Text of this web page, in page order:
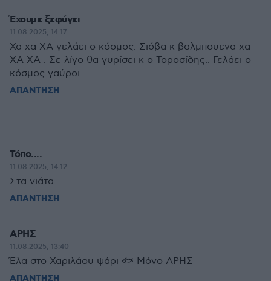
Έχουμε ξεφύγει
11.08.2025, 14:17
Χα χα ΧΑ γελάει ο κόσμος. Σιόβα κ βαλμπουενα χα
ΧΑ ΧΑ . Σε λίγο θα γυρίσει κ ο Τοροσίδης.. Γελάει ο
κόσμος γαύροι.........
ΑΠΑΝΤΗΣΗ
Τόπο....
11.08.2025, 14:12
Στα νιάτα.
ΑΠΑΝΤΗΣΗ
ΑΡΗΣ
11.08.2025, 13:40
Έλα στο Χαριλάου ψάρι 🐟 Μόνο ΑΡΗΣ
ΑΠΑΝΤΗΣΗ